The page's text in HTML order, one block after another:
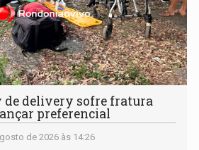
de delivery sofre fratura
preferencial
de 2026 às 14:26